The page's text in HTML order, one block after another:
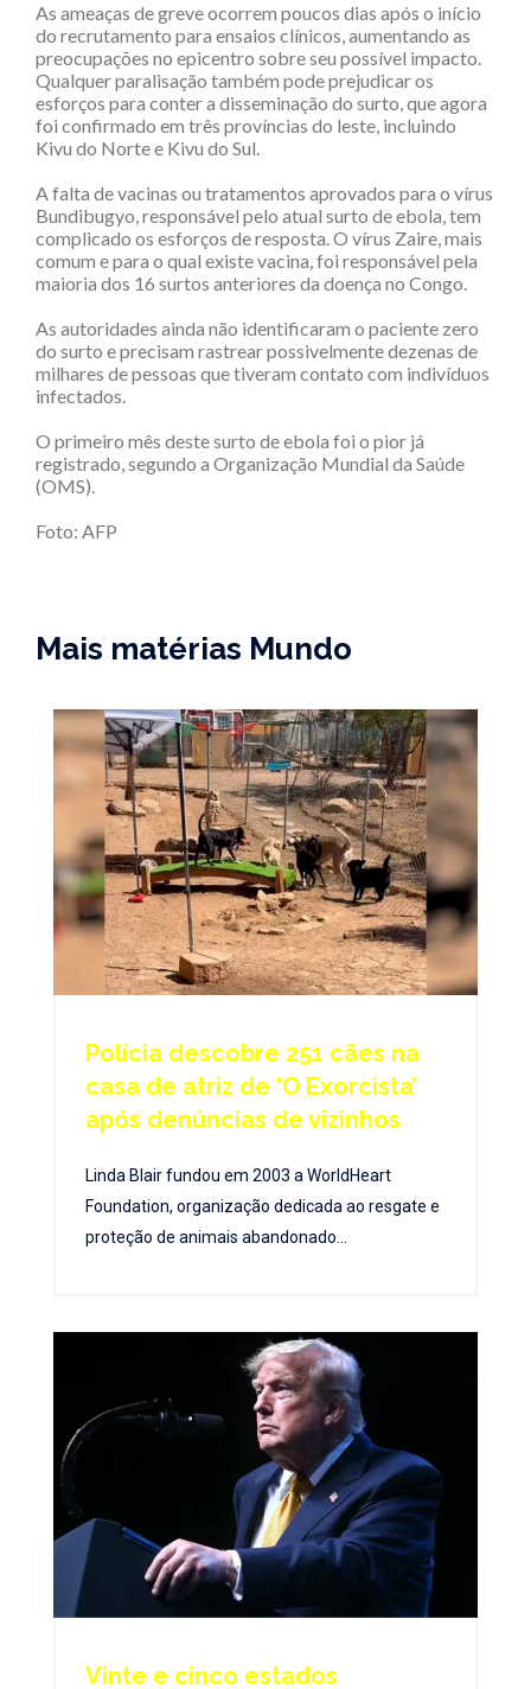
As ameaças de greve ocorrem poucos dias após o início
do recrutamento para ensaios clínicos, aumentando as
preocupações no epicentro sobre seu possível impacto.
Qualquer paralisação também pode prejudicar os
esforços para conter a disseminação do surto, que agora
foi confirmado em três províncias do leste, incluindo
Kivu do Norte e Kivu do Sul.
A falta de vacinas ou tratamentos aprovados para o vírus
Bundibugyo, responsável pelo atual surto de ebola, tem
complicado os esforços de resposta. O vírus Zaire, mais
comum e para o qual existe vacina, foi responsável pela
maioria dos 16 surtos anteriores da doença no Congo.
As autoridades ainda não identificaram o paciente zero
do surto e precisam rastrear possivelmente dezenas de
milhares de pessoas que tiveram contato com indivíduos
infectados.
O primeiro mês deste surto de ebola foi o pior já
registrado, segundo a Organização Mundial da Saúde
(OMS).
Foto: AFP
Mais matérias Mundo
Polícia descobre 251 cães na
casa de atriz de 'O Exorcista’
após denúncias de vizinhos
Linda Blair fundou em 2003 a WorldHeart
Foundation, organização dedicada ao resgate e
proteção de animais abandonado...
Vinte e cinco estados